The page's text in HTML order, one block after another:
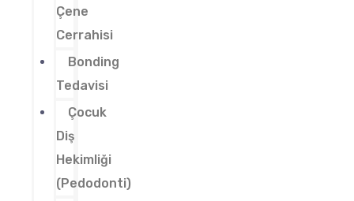
Çene
Cerrahisi
Bonding
Tedavisi
Çocuk
Diş
Hekimliği
(Pedodonti)